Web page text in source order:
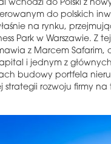
wchodzi do Polski z
do polskich
na rynku,
Park w Warszawie. Z
z Marcem
i jednym z
budowy portfela
strategii rozwoju firmy na